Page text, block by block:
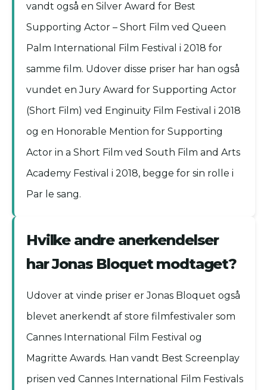
vandt også en Silver Award for Best
Supporting Actor – Short Film ved Queen
Palm International Film Festival i 2018 for
samme film. Udover disse priser har han også
vundet en Jury Award for Supporting Actor
(Short Film) ved Enginuity Film Festival i 2018
og en Honorable Mention for Supporting
Actor in a Short Film ved South Film and Arts
Academy Festival i 2018, begge for sin rolle i
Par le sang.
Hvilke andre anerkendelser
har Jonas Bloquet modtaget?
Udover at vinde priser er Jonas Bloquet også
blevet anerkendt af store filmfestivaler som
Cannes International Film Festival og
Magritte Awards. Han vandt Best Screenplay
prisen ved Cannes International Film Festivals